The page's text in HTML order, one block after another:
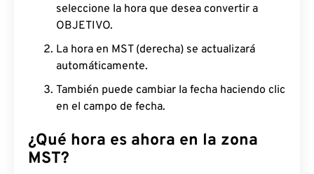
seleccione la hora que desea convertir a
OBJETIVO.
La hora en MST (derecha) se actualizará
automáticamente.
También puede cambiar la fecha haciendo clic
en el campo de fecha.
¿Qué hora es ahora en la zona
MST?